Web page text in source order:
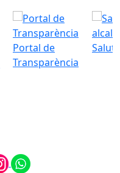
Portal de
Transparència